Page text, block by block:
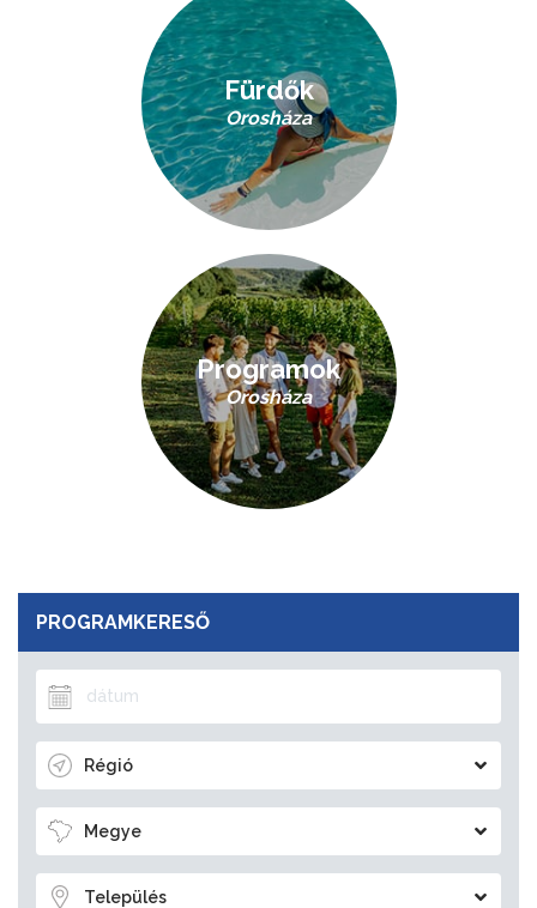
PROGRAMKERESŐ
Régió
Megye
Település
Fürdők
Orosháza
Programok
Orosháza